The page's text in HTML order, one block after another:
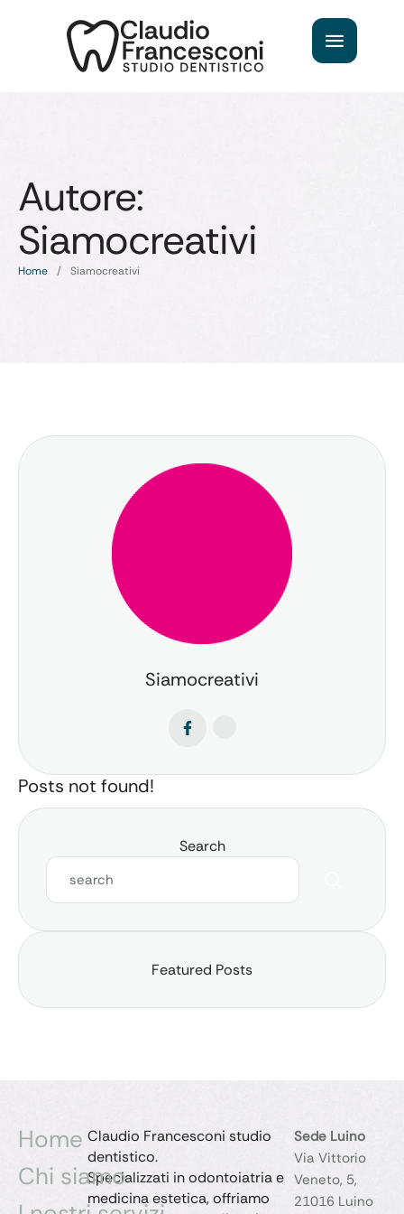
Autore:
Siamocreativi
Home / Siamocreativi
Siamocreativi
Posts not found!
Search
Featured Posts
Home
Chi siamo
Claudio Francesconi studio
dentistico.
Specializzati in odontoiatria e
medicina estetica, offriamo
Sede Luino
Via Vittorio
Veneto, 5,
21016 Luino